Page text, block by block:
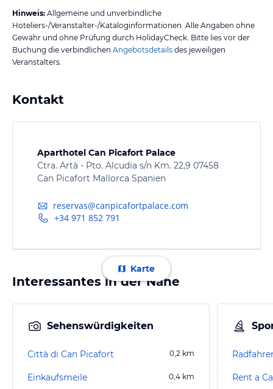
Hinweis: Allgemeine und unverbindliche
Hoteliers-/Veranstalter-/Kataloginformationen. Alle Angaben ohne
Gewähr und ohne Prüfung durch HolidayCheck. Bitte lies vor der
Buchung die verbindlichen Angebotsdetails des jeweiligen
Veranstalters.
Kontakt
Aparthotel Can Picafort Palace
Ctra. Artà - Pto. Alcudia s/n Km. 22,9 07458
Can Picafort Mallorca Spanien
reservas@canpicafortpalace.com
+34 971 852 791
Karte
Interessantes in der Nähe
Sehenswürdigkeiten
Città di Can Picafort 0,2 km
Einkaufsmeile 0,4 km Rent a